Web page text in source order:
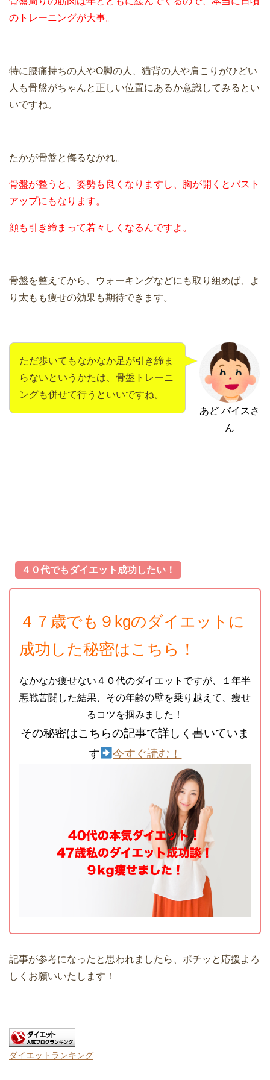
のトレーニングが大事。
特に腰痛持ちの人やO脚の人、猫背の人や肩こりがひどい
人も骨盤がちゃんと正しい位置にあるか意識してみるとい
いですね。
たかが骨盤と侮るなかれ。
骨盤が整うと、姿勢も良くなりますし、胸が開くとバスト
アップにもなります。
顔も引き締まって若々しくなるんですよ。
骨盤を整えてから、ウォーキングなどにも取り組めば、よ
り太もも痩せの効果も期待できます。
あど バイスさ
ん
ただ歩いてもなかなか足が引き締ま
らないというかたは、骨盤トレーニ
ングも併せて行うといいですね。
４０代でもダイエット成功したい！
４７歳でも９kgのダイエットに
成功した秘密はこちら！
なかなか痩せない４０代のダイエットですが、１年半
悪戦苦闘した結果、その年齢の壁を乗り越えて、痩せ
るコツを掴みました！
その秘密はこちらの記事で詳しく書いていま
す
今すぐ読む！
記事が参考になったと思われましたら、ポチッと応援よろ
しくお願いいたします！
ダイエットランキング